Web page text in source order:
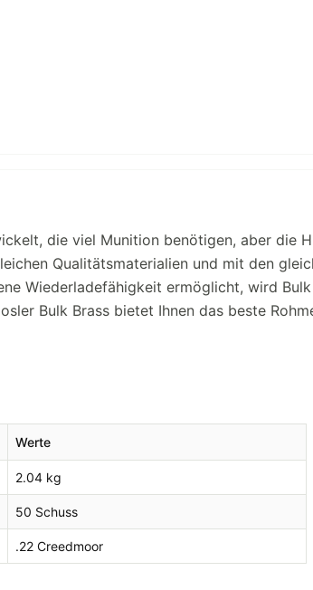
die viel Munition benötigen, aber die
Qualitätsmaterialien und mit den
Wiederladefähigkeit ermöglicht, wird
Bulk Brass bietet Ihnen das beste
Werte
2.04 kg
50 Schuss
.22 Creedmoor